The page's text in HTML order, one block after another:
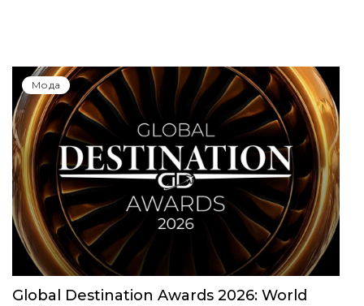
Мода
Global Destination Awards 2026: World